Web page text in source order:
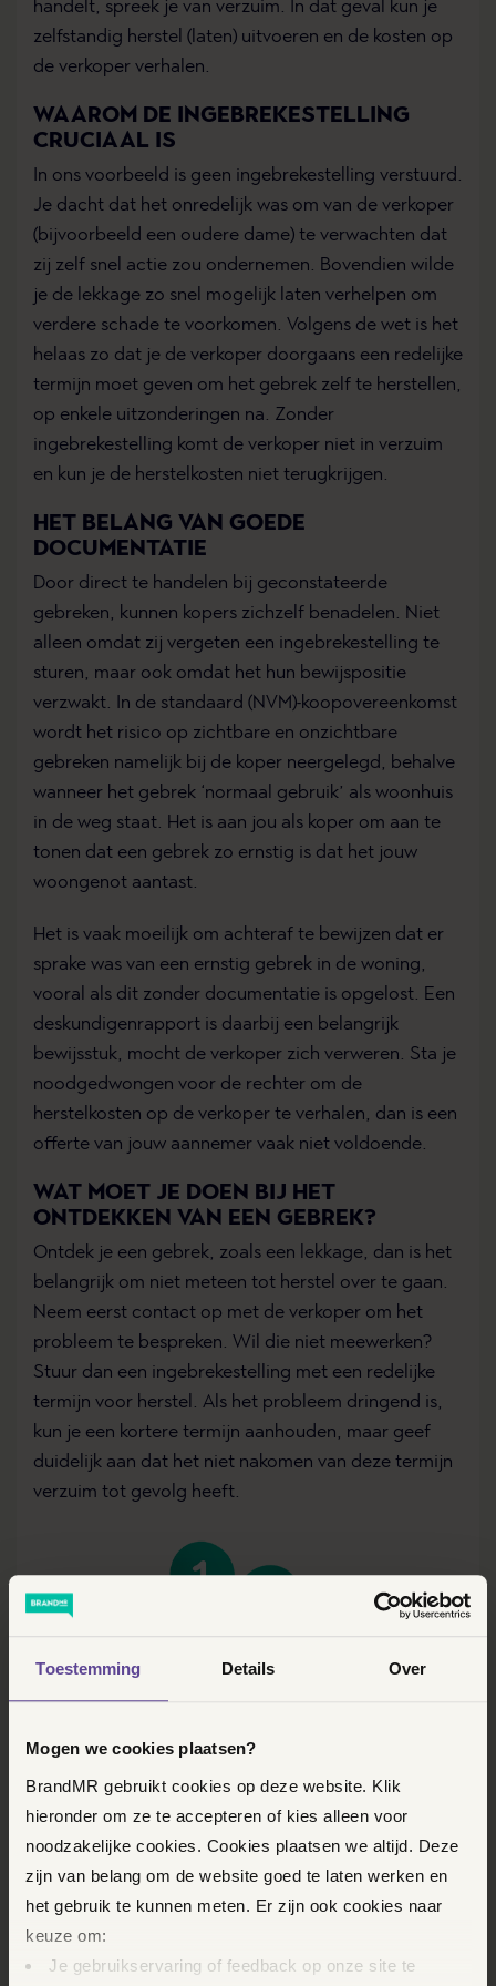
Toestemming Details Over
Mogen we cookies plaatsen?
BrandMR gebruikt cookies op deze website. Klik
hieronder om ze te accepteren of kies alleen voor
noodzakelijke cookies. Cookies plaatsen we altijd. Deze
zijn van belang om de website goed te laten werken en
het gebruik te kunnen meten. Er zijn ook cookies naar
keuze om:
Je gebruikservaring of feedback op onze site te
handelt, spreek je van verzuim. In dat geval kun je
zelfstandig herstel (laten) uitvoeren en de kosten op
de verkoper verhalen.
WAAROM DE INGEBREKESTELLING
CRUCIAAL IS
In ons voorbeeld is geen ingebrekestelling verstuurd.
Je dacht dat het onredelijk was om van de verkoper
(bijvoorbeeld een oudere dame) te verwachten dat
zij zelf snel actie zou ondernemen. Bovendien wilde
je de lekkage zo snel mogelijk laten verhelpen om
verdere schade te voorkomen. Volgens de wet is het
helaas zo dat je de verkoper doorgaans een redelijke
termijn moet geven om het gebrek zelf te herstellen,
op enkele uitzonderingen na. Zonder
ingebrekestelling komt de verkoper niet in verzuim
en kun je de herstelkosten niet terugkrijgen.
HET BELANG VAN GOEDE
DOCUMENTATIE
Door direct te handelen bij geconstateerde
gebreken, kunnen kopers zichzelf benadelen. Niet
alleen omdat zij vergeten een ingebrekestelling te
sturen, maar ook omdat het hun bewijspositie
verzwakt. In de standaard (NVM)-koopovereenkomst
wordt het risico op zichtbare en onzichtbare
gebreken namelijk bij de koper neergelegd, behalve
wanneer het gebrek ‘normaal gebruik’ als woonhuis
in de weg staat. Het is aan jou als koper om aan te
tonen dat een gebrek zo ernstig is dat het jouw
woongenot aantast.
Het is vaak moeilijk om achteraf te bewijzen dat er
sprake was van een ernstig gebrek in de woning,
vooral als dit zonder documentatie is opgelost. Een
deskundigenrapport is daarbij een belangrijk
bewijsstuk, mocht de verkoper zich verweren. Sta je
noodgedwongen voor de rechter om de
herstelkosten op de verkoper te verhalen, dan is een
offerte van jouw aannemer vaak niet voldoende.
WAT MOET JE DOEN BIJ HET
ONTDEKKEN VAN EEN GEBREK?
Ontdek je een gebrek, zoals een lekkage, dan is het
belangrijk om niet meteen tot herstel over te gaan.
Neem eerst contact op met de verkoper om het
probleem te bespreken. Wil die niet meewerken?
Stuur dan een ingebrekestelling met een redelijke
termijn voor herstel. Als het probleem dringend is,
kun je een kortere termijn aanhouden, maar geef
duidelijk aan dat het niet nakomen van deze termijn
verzuim tot gevolg heeft.
Meld het gebrek aan de verkoper. Informeer
redelijke termijn voor herstel en leg uit dat
verzuim volgt als de termijn verstrijkt.